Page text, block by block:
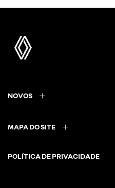
NOVOS
MAPA DO SITE
POLÍTICA DE PRIVACIDADE